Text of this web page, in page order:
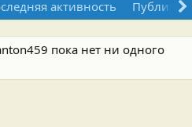
активность
пока нет ни одного